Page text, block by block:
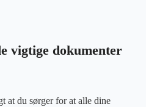
vigtige dokumenter
at du sørger for at alle dine